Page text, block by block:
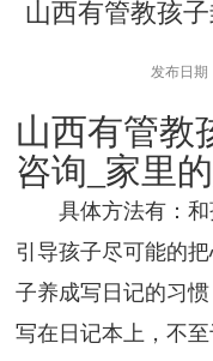
山西有管教孩
发布日期
山西有管教
咨询_家里
具体方法有：
引导孩子尽可能的
子养成写日记的习
写在日记本上，不